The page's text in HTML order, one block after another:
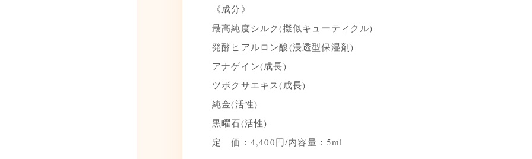
《成分》
最高純度シルク(擬似キューティクル)
発酵ヒアルロン酸(浸透型保湿剤)
アナゲイン(成長)
ツボクサエキス(成長)
純金(活性)
黒曜石(活性)
定 価：4,400円/内容量：5ml